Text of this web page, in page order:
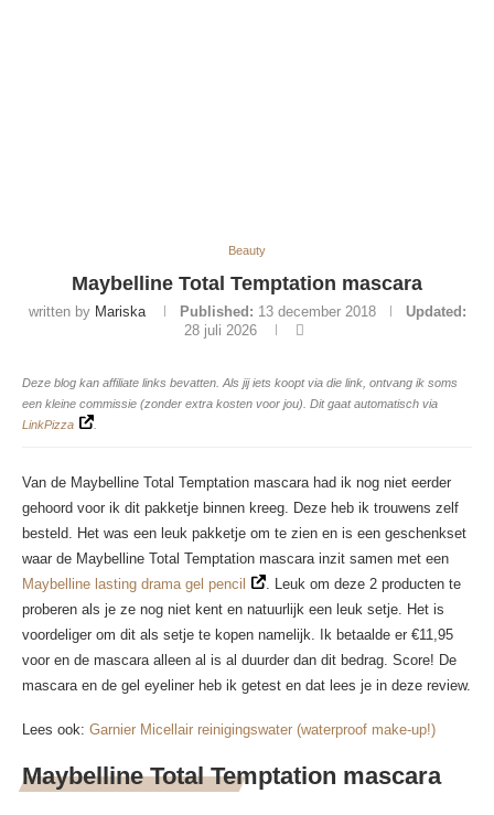
Beauty
Maybelline Total Temptation mascara
written by Mariska Published: 13 december 2018
Updated:
28 juli 2026
Deze blog kan affiliate links bevatten. Als jij iets koopt via die link, ontvang ik soms
een kleine commissie (zonder extra kosten voor jou). Dit gaat automatisch via
LinkPizza
Van de Maybelline Total Temptation mascara had ik nog niet eerder
gehoord voor ik dit pakketje binnen kreeg. Deze heb ik trouwens zelf
besteld. Het was een leuk pakketje om te zien en is een geschenkset
waar de Maybelline Total Temptation mascara inzit samen met een
Maybelline lasting drama gel pencil
. Leuk om deze 2 producten te
proberen als je ze nog niet kent en natuurlijk een leuk setje. Het is
voordeliger om dit als setje te kopen namelijk. Ik betaalde er €11,95
voor en de mascara alleen al is al duurder dan dit bedrag. Score! De
mascara en de gel eyeliner heb ik getest en dat lees je in deze review.
Lees ook: Garnier Micellair reinigingswater (waterproof make-up!)
Maybelline Total Temptation mascara